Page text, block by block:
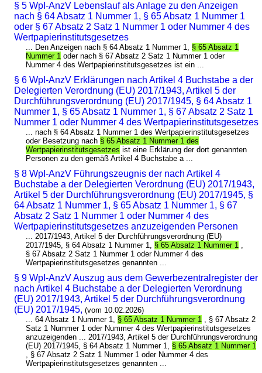
§ 5 WpI-AnzV Lebenslauf als Anlage zu den Anzeigen
nach § 64 Absatz 1 Nummer 1, § 65 Absatz 1 Nummer 1
oder § 67 Absatz 2 Satz 1 Nummer 1 oder Nummer 4 des
Wertpapierinstitutsgesetzes
... Den Anzeigen nach § 64 Absatz 1 Nummer 1, § 65 Absatz 1
Nummer 1 oder nach § 67 Absatz 2 Satz 1 Nummer 1 oder
Nummer 4 des Wertpapierinstitutsgesetzes ist ein ...
§ 6 WpI-AnzV Erklärungen nach Artikel 4 Buchstabe a der
Delegierten Verordnung (EU) 2017/1943, Artikel 5 der
Durchführungsverordnung (EU) 2017/1945, § 64 Absatz 1
Nummer 1, § 65 Absatz 1 Nummer 1, § 67 Absatz 2 Satz 1
Nummer 1 oder Nummer 4 des Wertpapierinstitutsgesetzes
... nach § 64 Absatz 1 Nummer 1 des Wertpapierinstitutsgesetzes
oder Besetzung nach § 65 Absatz 1 Nummer 1 des
Wertpapierinstitutsgesetzes ist eine Erklärung der dort genannten
Personen zu den gemäß Artikel 4 Buchstabe a ...
§ 8 WpI-AnzV Führungszeugnis der nach Artikel 4
Buchstabe a der Delegierten Verordnung (EU) 2017/1943,
Artikel 5 der Durchführungsverordnung (EU) 2017/1945, §
64 Absatz 1 Nummer 1, § 65 Absatz 1 Nummer 1, § 67
Absatz 2 Satz 1 Nummer 1 oder Nummer 4 des
Wertpapierinstitutsgesetzes anzuzeigenden Personen
... 2017/1943, Artikel 5 der Durchführungsverordnung (EU)
2017/1945, § 64 Absatz 1 Nummer 1, § 65 Absatz 1 Nummer 1 ,
§ 67 Absatz 2 Satz 1 Nummer 1 oder Nummer 4 des
Wertpapierinstitutsgesetzes genannten ...
§ 9 WpI-AnzV Auszug aus dem Gewerbezentralregister der
nach Artikel 4 Buchstabe a der Delegierten Verordnung
(EU) 2017/1943, Artikel 5 der Durchführungsverordnung
(EU) 2017/1945, (vom 10.02.2026)
... 64 Absatz 1 Nummer 1, § 65 Absatz 1 Nummer 1 , § 67 Absatz 2
Satz 1 Nummer 1 oder Nummer 4 des Wertpapierinstitutsgesetzes
anzuzeigenden ... 2017/1943, Artikel 5 der Durchführungsverordnung
(EU) 2017/1945, § 64 Absatz 1 Nummer 1, § 65 Absatz 1 Nummer 1
, § 67 Absatz 2 Satz 1 Nummer 1 oder Nummer 4 des
Wertpapierinstitutsgesetzes genannten ...